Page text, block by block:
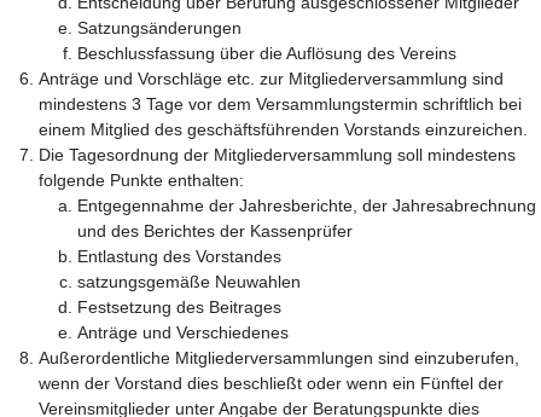
Satzungsänderungen
Beschlussfassung über die Auflösung des Vereins
Anträge und Vorschläge etc. zur Mitgliederversammlung sind
mindestens 3 Tage vor dem Versammlungstermin schriftlich bei
einem Mitglied des geschäftsführenden Vorstands einzureichen.
Die Tagesordnung der Mitgliederversammlung soll mindestens
folgende Punkte enthalten:
Entgegennahme der Jahresberichte, der Jahresabrechnung
und des Berichtes der Kassenprüfer
Entlastung des Vorstandes
satzungsgemäße Neuwahlen
Festsetzung des Beitrages
Anträge und Verschiedenes
Außerordentliche Mitgliederversammlungen sind einzuberufen,
wenn der Vorstand dies beschließt oder wenn ein Fünftel der
Vereinsmitglieder unter Angabe der Beratungspunkte dies